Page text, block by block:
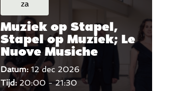
za
Muziek op Stapel,
Stapel op Muziek; Le
Nuove Musiche
Datum:12 dec 2026
Tijd: 20:00 - 21:30